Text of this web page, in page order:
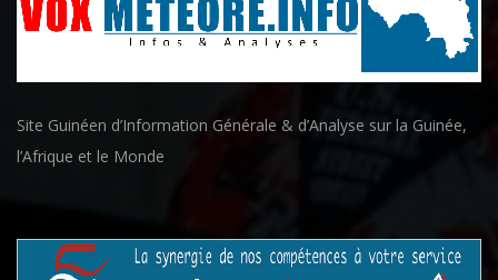
Site Guinéen d’Information Générale & d’Analyse sur la Guinée,
l’Afrique et le Monde